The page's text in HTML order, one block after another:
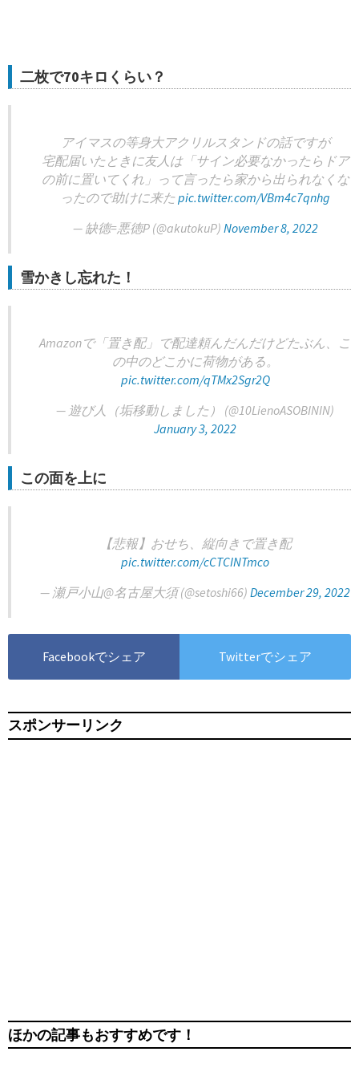
二枚で70キロくらい？
アイマスの等身大アクリルスタンドの話ですが
宅配届いたときに友人は「サイン必要なかったらドア
の前に置いてくれ」って言ったら家から出られなくな
ったので助けに来たpic.twitter.com/VBm4c7qnhg
— 缺德=悪徳P (@akutokuP) November 8, 2022
雪かきし忘れた！
Amazonで「置き配」で配達頼んだんだけどたぶん、こ
の中のどこかに荷物がある。
pic.twitter.com/qTMx2Sgr2Q
— 遊び人（垢移動しました） (@10LienoASOBININ)
January 3, 2022
この面を上に
【悲報】おせち、縦向きで置き配
pic.twitter.com/cCTCINTmco
— 瀬戸小山@名古屋大須 (@setoshi66) December 29, 2022
Facebookでシェア Twitterでシェア
スポンサーリンク
ほかの記事もおすすめです！